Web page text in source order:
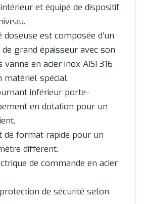
et équipé de dispositif
doseuse est composée d’un
grand épaisseur avec son
en acier inox AISI 316
matériel spécial.
inférieur porte-
en dotation pour un
de format rapide pour un
différent.
de commande en acier
de sécurité selon